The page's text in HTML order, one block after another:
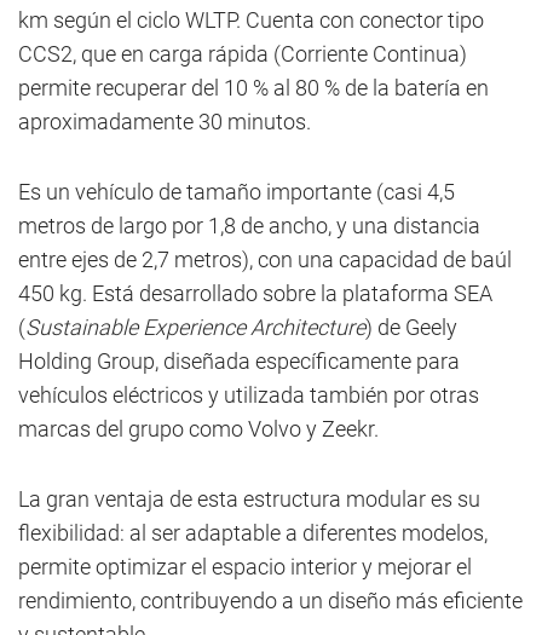
km según el ciclo WLTP. Cuenta con conector tipo
CCS2, que en carga rápida (Corriente Continua)
permite recuperar del 10 % al 80 % de la batería en
aproximadamente 30 minutos.
Es un vehículo de tamaño importante (casi 4,5
metros de largo por 1,8 de ancho, y una distancia
entre ejes de 2,7 metros), con una capacidad de baúl
450 kg. Está desarrollado sobre la plataforma SEA
(Sustainable Experience Architecture) de Geely
Holding Group, diseñada específicamente para
vehículos eléctricos y utilizada también por otras
marcas del grupo como Volvo y Zeekr.
La gran ventaja de esta estructura modular es su
flexibilidad: al ser adaptable a diferentes modelos,
permite optimizar el espacio interior y mejorar el
rendimiento, contribuyendo a un diseño más eficiente